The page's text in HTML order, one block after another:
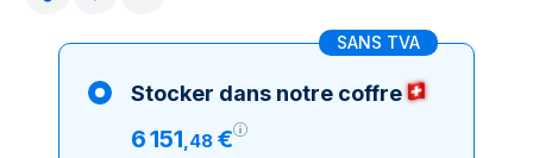
SANS TVA
Stocker dans notre coffre
6151,48 €